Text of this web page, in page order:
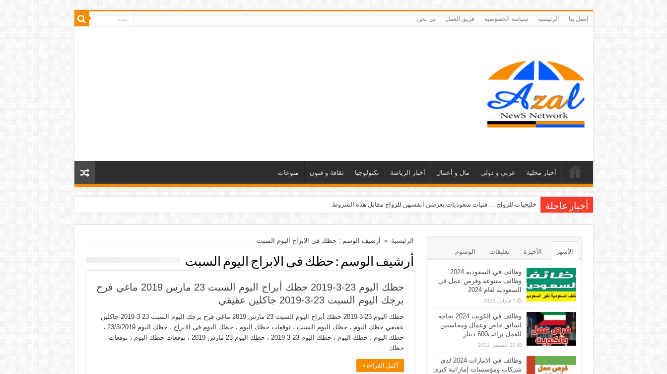
إتصل بنا الرئيسية سياسة الخصوصية فريق العمل من نحن
أخبار محلية عربي و دولي مال و أعمال أخبار الرياضة تكنولوجيا ثقافة و فنون منوعات
أخبار عاجلة خليجيات للزواج … فتيات سعوديات يعرضن انفسهن للزواج مقابل هذه الشروط
الرئيسية » أرشيف الوسم : حظك فى الابراج اليوم السبت
أرشيف الوسم : حظك فى الابراج اليوم السبت
حظك اليوم 23-3-2019 حظك أبراج اليوم السبت 23 مارس 2019 ماغي فرح
برجك اليوم السبت 23-3-2019 جاكلين عقيقي
حظك اليوم 23-3-2019 حظك أبراج اليوم السبت 23 مارس 2019 ماغي فرح برجك اليوم السبت 23-3-2019 جاكلين
عقيقي حظك اليوم ، حظك اليوم السبت ، توقعات حظك اليوم ، حظك اليوم فى الابراج ، حظك اليوم 23/3/2019 ،
حظك اليوم ، حظك اليوم ، حظك اليوم 23-3-2019 ، حظك اليوم 23 مارس 2019 ، توقعات حظك اليوم ، توقعات
حظك …
أكمل القراءة »
الأشهر الأخيرة تعليقات الوسوم
وظائف في السعودية 2024
وظائف متنوعة وفرص عمل في
السعودية لعام 2024
7 فبراير، 2022
وظائف في الكويت 2024 بحاجه
لسائق خاص وعمال ومحاسبين
للعمل براتب600 دينار
20 ديسمبر، 2021
وظائف في الامارات 2024 لدى
شركات ومؤسسات إماراتية كبرى